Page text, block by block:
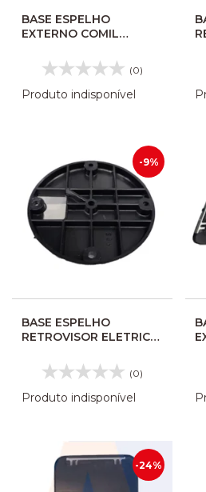
BASE ESPELHO
EXTERNO COMIL
SUPERIOR 617033
(0)
Produto indisponível
-9%
BASE ESPELHO
RETROVISOR ELETRICA
370 193097
(0)
Produto indisponível
-24%